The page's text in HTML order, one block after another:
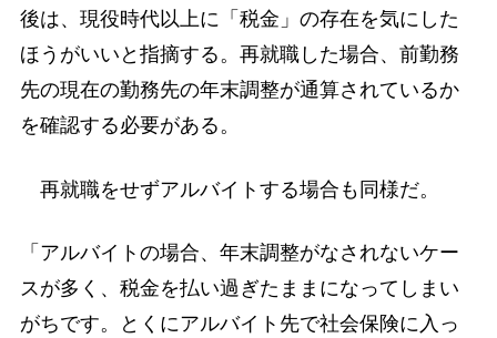
後は、現役時代以上に「税金」の存在を気にした
ほうがいいと指摘する。再就職した場合、前勤務
先の現在の勤務先の年末調整が通算されているか
を確認する必要がある。
再就職をせずアルバイトする場合も同様だ。
「アルバイトの場合、年末調整がなされないケー
スが多く、税金を払い過ぎたままになってしまい
がちです。とくにアルバイト先で社会保険に入っ